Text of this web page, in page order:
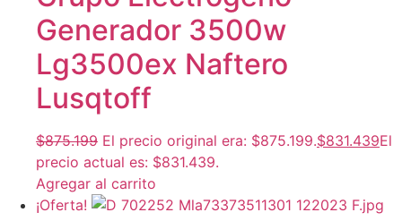
Generador 3500w
Lg3500ex Naftero
Lusqtoff
$875.199 El precio original era: $875.199.$831.439El
precio actual es: $831.439.
Agregar al carrito
¡Oferta!